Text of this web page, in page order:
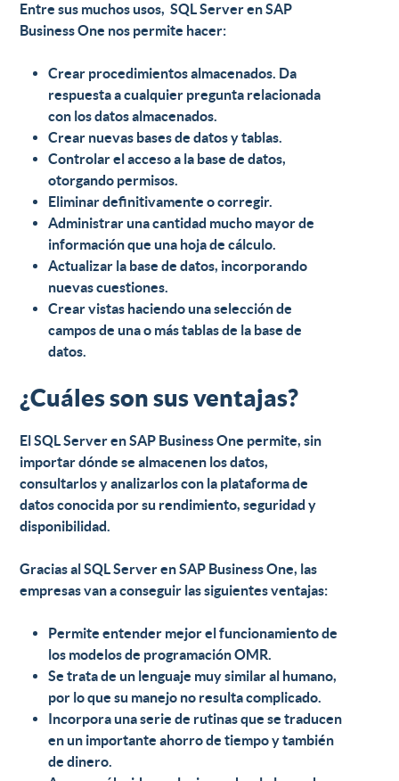
Entre sus muchos usos,SQLServer en SAP
Business One nos permite hacer:
Crear procedimientos almacenados. Da
respuesta a cualquier pregunta relacionada
con los datos almacenados.
Crear nuevas bases de datos y tablas.
Controlar el acceso a la base de datos,
otorgando permisos.
Eliminar definitivamente o corregir.
Administrar una cantidad mucho mayor de
información que una hoja de cálculo.
Actualizar la base de datos, incorporando
nuevas cuestiones.
Crear vistas haciendo una selección de
campos de una o más tablas de la base de
datos.
¿Cuáles son sus ventajas?
ElSQL Server en SAP Business One permite, sin
importar dónde se almacenen los datos,
consultarlos y analizarlos con la plataforma de
datos conocida por su rendimiento, seguridad y
disponibilidad.
Gracias alSQL Server en SAP Business One, las
empresas van a conseguir las siguientesventajas:
Permite entender mejor el funcionamiento de
los modelos de programación OMR.
Se trata de un lenguaje muy similar al humano,
por lo que su manejo no resulta complicado.
Incorpora una serie de rutinas que se traducen
en un importante ahorro de tiempo y también
de dinero.